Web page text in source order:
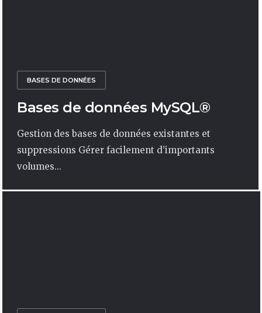
BASES DE DONNÉES
Bases de données MySQL®
Gestion des bases de données existantes et
suppressions Gérer facilement d’importants
volumes...